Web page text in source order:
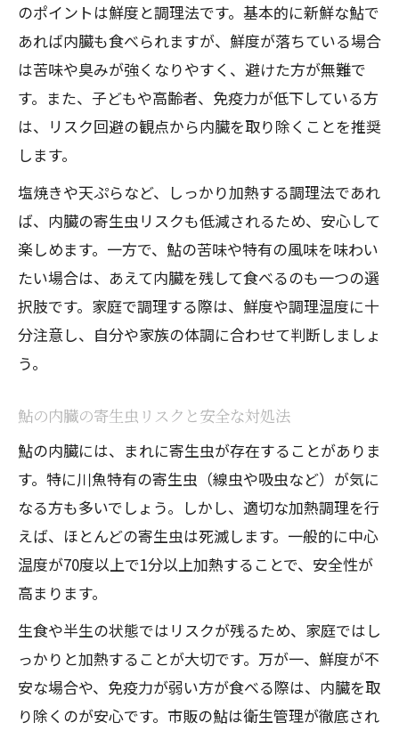
のポイントは鮮度と調理法です。基本的に新鮮な鮎で
あれば内臓も食べられますが、鮮度が落ちている場合
は苦味や臭みが強くなりやすく、避けた方が無難で
す。また、子どもや高齢者、免疫力が低下している方
は、リスク回避の観点から内臓を取り除くことを推奨
します。
塩焼きや天ぷらなど、しっかり加熱する調理法であれ
ば、内臓の寄生虫リスクも低減されるため、安心して
楽しめます。一方で、鮎の苦味や特有の風味を味わい
たい場合は、あえて内臓を残して食べるのも一つの選
択肢です。家庭で調理する際は、鮮度や調理温度に十
分注意し、自分や家族の体調に合わせて判断しましょ
う。
鮎の内臓の寄生虫リスクと安全な対処法
鮎の内臓には、まれに寄生虫が存在することがありま
す。特に川魚特有の寄生虫（線虫や吸虫など）が気に
なる方も多いでしょう。しかし、適切な加熱調理を行
えば、ほとんどの寄生虫は死滅します。一般的に中心
温度が70度以上で1分以上加熱することで、安全性が
高まります。
生食や半生の状態ではリスクが残るため、家庭ではし
っかりと加熱することが大切です。万が一、鮮度が不
安な場合や、免疫力が弱い方が食べる際は、内臓を取
り除くのが安心です。市販の鮎は衛生管理が徹底され